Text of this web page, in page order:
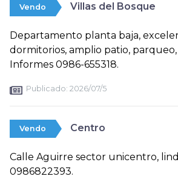
Vendo Villas del Bosque
Departamento planta baja,
dormitorios, amplio patio, parqueo,
Informes 0986-655318.
Publicado: 2026/07/5
Vendo Centro
Calle Aguirre sector unicentro,
0986822393.